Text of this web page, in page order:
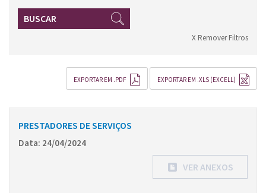
BUSCAR
X Remover Filtros
EXPORTAR EM .XLS (EXCELL)
EXPORTAR EM .PDF
PRESTADORES DE SERVIÇOS
Data: 24/04/2024
VER ANEXOS